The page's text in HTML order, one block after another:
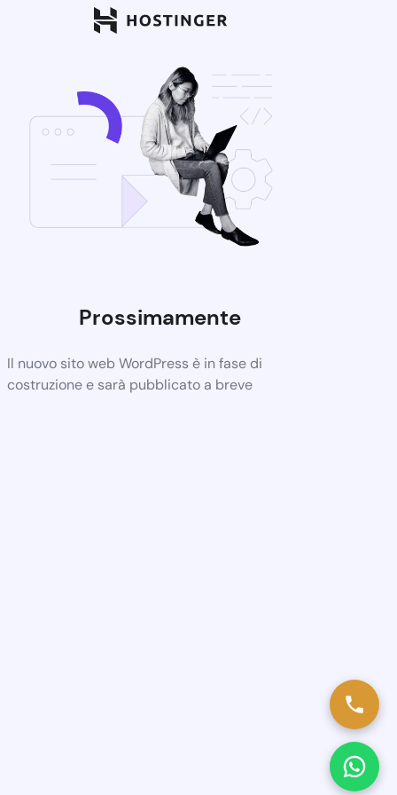
Prossimamente
Il nuovo sito web WordPress è in fase di
costruzione e sarà pubblicato a breve